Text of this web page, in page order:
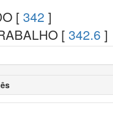
[ 342 ]
[ 342.6 ]